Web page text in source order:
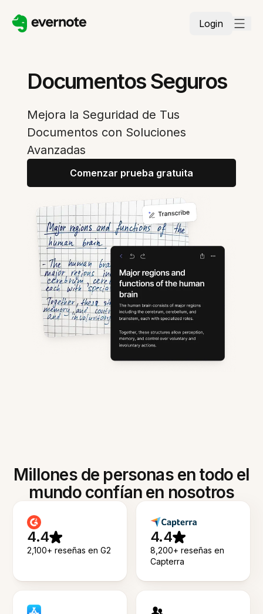
Login
Documentos Seguros
Mejora la Seguridad de Tus
Documentos con Soluciones
Avanzadas
Comenzar prueba gratuita
Millones de personas en todo el
mundo confían en nosotros
4.4
2,100+ reseñas en G2
4.4
8,200+ reseñas en
Capterra